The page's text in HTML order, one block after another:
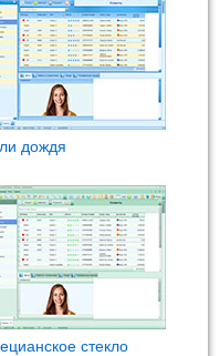
дождя
стекло